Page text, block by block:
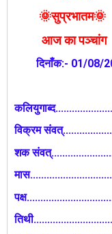
🌞सुप्रभातम🌞
आज का पञ्चांग
दिनाँक:- 01/08/
विक्रम
शक